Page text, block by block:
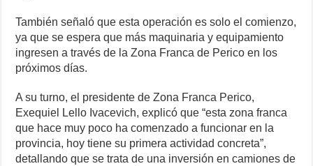
También señaló que esta operación es solo el comienzo,
ya que se espera que más maquinaria y equipamiento
ingresen a través de la Zona Franca de Perico en los
próximos días.
A su turno, el presidente de Zona Franca Perico,
Exequiel Lello Ivacevich, explicó que “esta zona franca
que hace muy poco ha comenzado a funcionar en la
provincia, hoy tiene su primera actividad concreta”,
detallando que se trata de una inversión en camiones de